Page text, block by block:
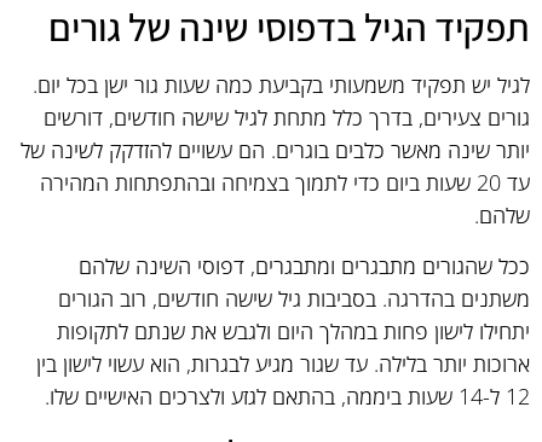
תפקיד הגיל בדפוסי שינה של גורים
לגיל יש תפקיד משמעותי בקביעת כמה שעות גור ישן בכל יום.
גורים צעירים, בדרך כלל מתחת לגיל שישה חודשים, דורשים
יותר שינה מאשר כלבים בוגרים. הם עשויים להזדקק לשינה של
עד 20 שעות ביום כדי לתמוך בצמיחה ובהתפתחות המהירה
שלהם.
ככל שהגורים מתבגרים ומתבגרים, דפוסי השינה שלהם
משתנים בהדרגה. בסביבות גיל שישה חודשים, רוב הגורים
יתחילו לישון פחות במהלך היום ולגבש את שנתם לתקופות
ארוכות יותר בלילה. עד שגור מגיע לבגרות, הוא עשוי לישון בין
12 ל-14 שעות ביממה, בהתאם לגזע ולצרכים האישיים שלו.